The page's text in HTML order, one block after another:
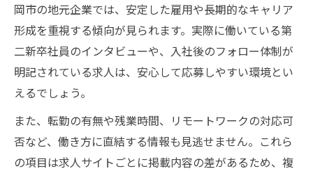
岡市の地元企業では、安定した雇用や長期的なキャリア
形成を重視する傾向が見られます。実際に働いている第
二新卒社員のインタビューや、入社後のフォロー体制が
明記されている求人は、安心して応募しやすい環境とい
えるでしょう。
また、転勤の有無や残業時間、リモートワークの対応可
否など、働き方に直結する情報も見逃せません。これら
の項目は求人サイトごとに掲載内容の差があるため、複